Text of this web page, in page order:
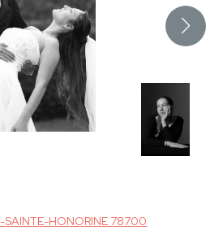
SAINTE-HONORINE 78700